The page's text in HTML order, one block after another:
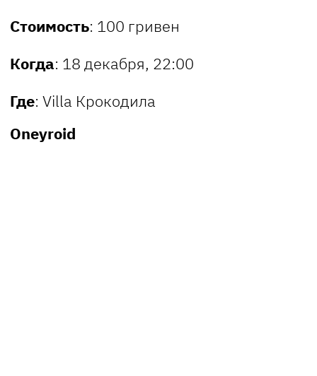
Стоимость: 100 гривен
Когда: 18 декабря, 22:00
Где: Villa Крокодила
Oneyroid